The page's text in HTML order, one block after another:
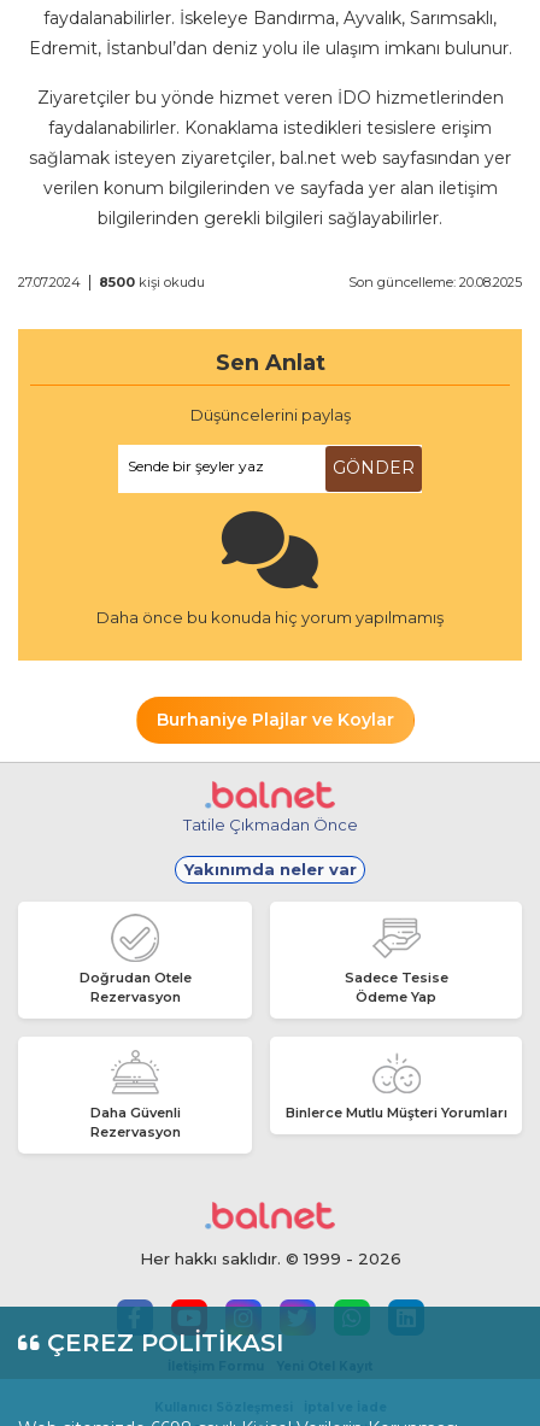
ÇEREZ POLİTİKASI
faydalanabilirler. İskeleye Bandırma, Ayvalık, Sarımsaklı,
Edremit, İstanbul’dan deniz yolu ile ulaşım imkanı bulunur.
Ziyaretçiler bu yönde hizmet veren İDO hizmetlerinden
faydalanabilirler. Konaklama istedikleri tesislere erişim
sağlamak isteyen ziyaretçiler, bal.net web sayfasından yer
verilen konum bilgilerinden ve sayfada yer alan iletişim
bilgilerinden gerekli bilgileri sağlayabilirler.
27.07.2024 | 8500 kişi okudu Son güncelleme: 20.08.2025
Sen Anlat
Düşüncelerini paylaş
Sende bir şeyler yaz GÖNDER
Daha önce bu konuda hiç yorum yapılmamış
Burhaniye Plajlar ve Koylar
Tatile Çıkmadan Önce
Yakınımda neler var
Doğrudan Otele
Rezervasyon
Sadece Tesise
Ödeme Yap
Daha Güvenli
Rezervasyon
Binlerce Mutlu Müşteri Yorumları
Her hakkı saklıdır. © 1999 - 2026